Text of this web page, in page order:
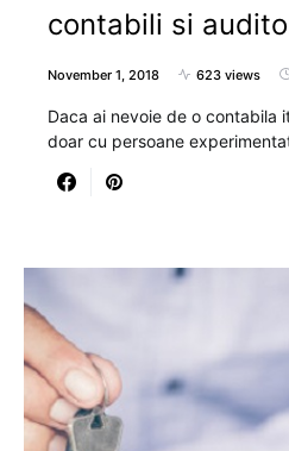
contabili si
November 1, 2018 623 views
Daca ai nevoie de o contabila
doar cu persoane